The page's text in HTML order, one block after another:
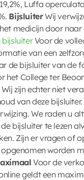
Luffa
BijsluiterWij
medicijn door
bijsluiterVoor de
van een
de bijsluiter van de
het College ter
zijn echter niet
van deze
We raden u
bijsluiter te lezen
Zijn er vragen of
worden
Voor de
geldt een